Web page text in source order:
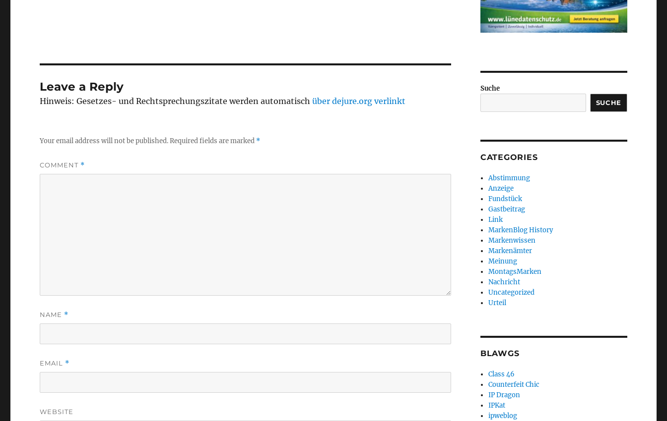
Leave a Reply
Hinweis: Gesetzes- und Rechtsprechungszitate werden automatischüber dejure.org verlinkt
Your email address will not be published.Required fields are marked *
COMMENT *
NAME *
EMAIL *
WEBSITE
Suche
SUCHE
CATEGORIES
Abstimmung
Anzeige
Fundstück
Gastbeitrag
Link
MarkenBlog History
Markenwissen
Markenämter
Meinung
MontagsMarken
Nachricht
Uncategorized
Urteil
BLAWGS
Class 46
Counterfeit Chic
IP Dragon
IPKat
ipweblog